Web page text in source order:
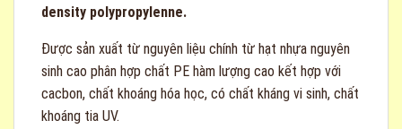
density polypropylenne.
Được sản xuất từ nguyên liệu chính từ hạt nhựa nguyên
sinh cao phân hợp chất PE hàm lượng cao kết hợp với
cacbon, chất khoáng hóa học, có chất kháng vi sinh, chất
khoáng tia UV.